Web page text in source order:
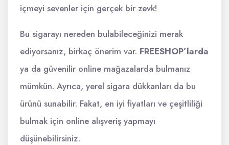
içmeyi sevenler için gerçek bir zevk!
Bu sigarayı nereden bulabileceğinizi merak
ediyorsanız, birkaç önerim var. FREESHOP’larda
ya da güvenilir online mağazalarda bulmanız
mümkün. Ayrıca, yerel sigara dükkanları da bu
ürünü sunabilir. Fakat, en iyi fiyatları ve çeşitliliği
bulmak için online alışveriş yapmayı
düşünebilirsiniz.